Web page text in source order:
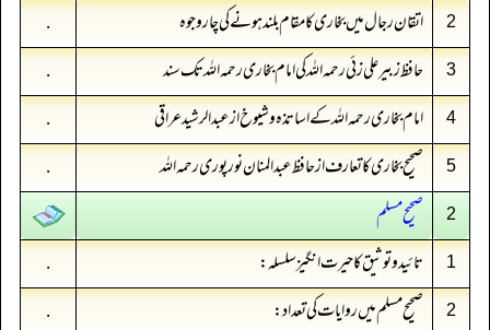
2 اتقان رجال میں بخاری کا مقام بلند ہونے کی چار وجوہ .
3 حافظ زبیر علی زئی رحمہ اللہ کی امام بخاری رحمہ اللہ تک سند .
4 امام بخاری رحمہ اللہ کے اساتذہ و شیوخ از عبدالرشید عراقی .
5 صحیح بخاری کا تعارف از حافظ عبدالمنان نور پوری رحمہ اللہ .
2 صحيح مسلم
1 تائید و توثیق کا حیرت انگیز سلسلہ: .
2 صحیح مسلم میں روایات کی تعداد: .